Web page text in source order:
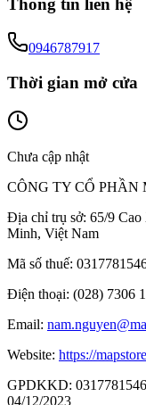
Thông tin liên hệ
0946787917
Thời gian mở cửa
Chưa cập nhật
CÔNG TY CỔ PHẦN
Địa chỉ trụ sở: 65/9
Minh, Việt Nam
Mã số thuế:
Điện thoại: (028) 7306
Email:
Website: https://
GPDKKD:
04/12/2023